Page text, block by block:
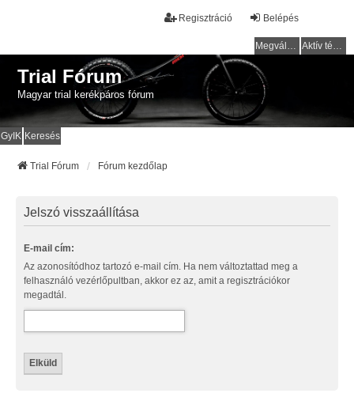
Belépés
Regisztráció
Megválaszolatlan témák Aktív témák
Trial Fórum
Magyar trial kerékpáros fórum
GyIK Keresés
Trial Fórum Fórum kezdőlap
Jelszó visszaállítása
E-mail cím:
Az azonosítódhoz tartozó e-mail cím. Ha nem változtattad meg a
felhasználó vezérlőpultban, akkor ez az, amit a regisztrációkor
megadtál.